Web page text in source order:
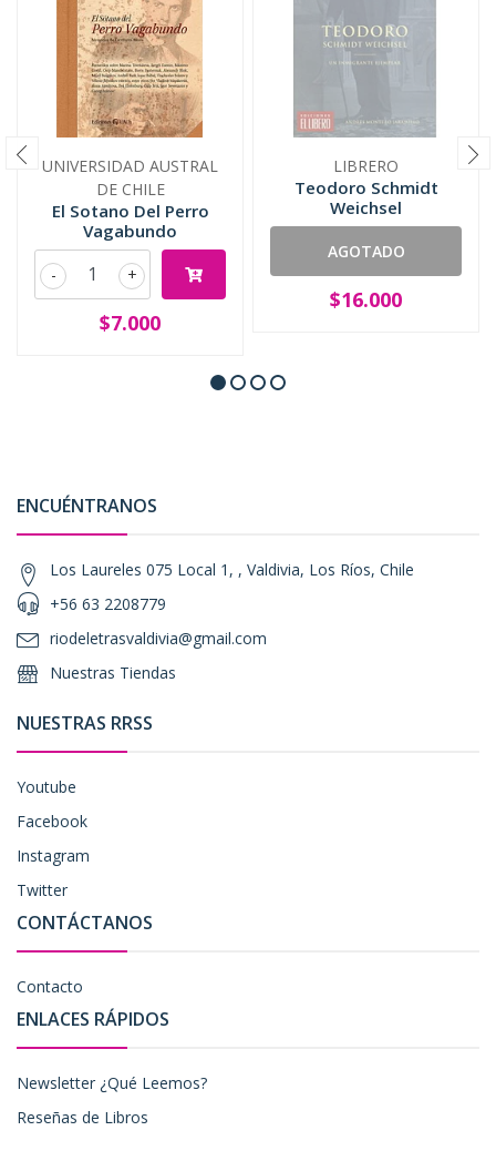
UNIVERSIDAD AUSTRAL
DE CHILE
El Sotano Del Perro
Vagabundo
+
-
$7.000
LIBRERO
Teodoro Schmidt
Weichsel
AGOTADO
$16.000
ENCUÉNTRANOS
Los Laureles 075 Local 1, , Valdivia, Los Ríos, Chile
+56 63 2208779
riodeletrasvaldivia@gmail.com
Nuestras Tiendas
NUESTRAS RRSS
Youtube
Facebook
Instagram
Twitter
CONTÁCTANOS
Contacto
ENLACES RÁPIDOS
Newsletter ¿Qué Leemos?
Reseñas de Libros